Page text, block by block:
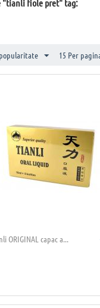
"tianli fiole pret" tag:
15 Per
ORIGINAL capac a...